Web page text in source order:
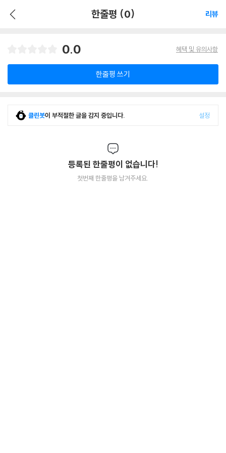
한줄평 (0) 리뷰
0.0 혜택 및 유의사항
한줄평 쓰기
클린봇이 부적절한 글을 감지 중입니다. 설정
등록된 한줄평이 없습니다!
첫번째 한줄평을 남겨주세요.